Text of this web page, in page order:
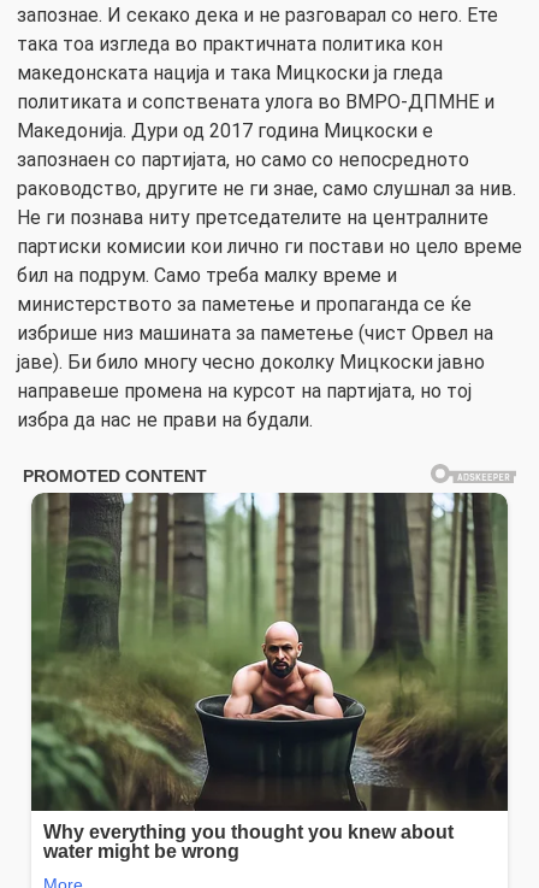
запознае. И секако дека и не разговарал со него. Ете
така тоа изгледа во практичната политика кон
македонската нација и така Мицкоски ја гледа
политиката и сопствената улога во ВМРО-ДПМНЕ и
Македонија. Дури од 2017 година Мицкоски е
запознаен со партијата, но само со непосредното
раководство, другите не ги знае, само слушнал за нив.
Не ги познава ниту претседателите на централните
партиски комисии кои лично ги постави но цело време
бил на подрум. Само треба малку време и
министерството за паметење и пропаганда се ќе
избрише низ машината за паметење (чист Орвел на
јаве). Би било многу чесно доколку Мицкоски јавно
направеше промена на курсот на партијата, но тој
избра да нас не прави на будали.